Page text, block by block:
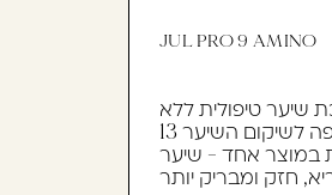
JUL PRO 9 AMINO
שיער טיפולית ללא
שטיפה לשיקום השיער 13
במוצר אחד - שיער
חזק ומבריק יותר